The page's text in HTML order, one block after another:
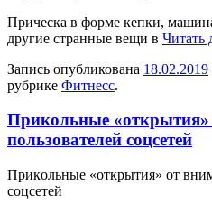
Прическа в форме кепки,
другие странные вещи в Читать
Запись опубликована 18.02.2019
рубрике Фитнесс.
Прикольные
пользователей соцсетей
Прикoльныe «oткрытия» oт
соцсетей